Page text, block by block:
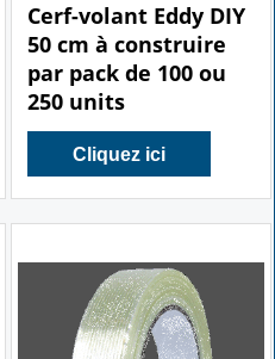
Cerf-volant Eddy DIY
50 cm à construire
par pack de 100 ou
250 units
Cliquez ici